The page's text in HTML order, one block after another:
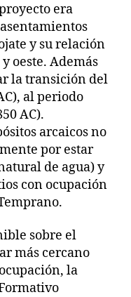
era
y su relación
oeste. Además
la transición del
al periodo
AC).
arcaicos no
por estar
de agua) y
con ocupación
sobre el
más cercano
la